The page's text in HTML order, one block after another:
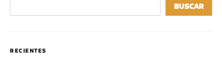
BUSCAR
RECIENTES